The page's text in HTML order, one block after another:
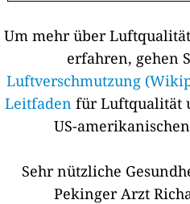
Um mehr über
erfahren, gehen
Luftverschmutzung
Leitfaden für Luftqualität
US-
Sehr nützliche
Pekinger Arzt